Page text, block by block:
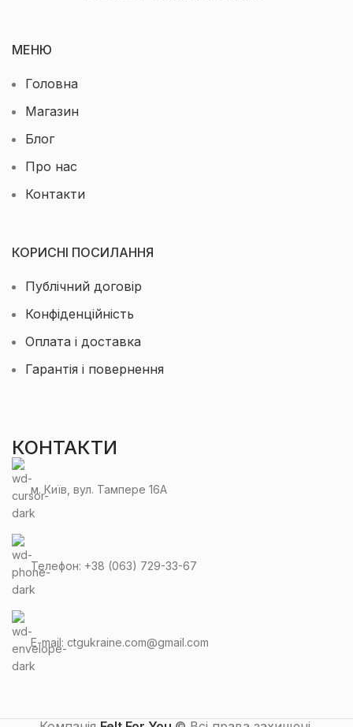
МЕНЮ
Головна
Магазин
Блог
Про нас
Контакти
КОРИСНІ ПОСИЛАННЯ
Публічний договір
Конфіденційність
Оплата і доставка
Гарантія і повернення
КОНТАКТИ
м. Київ, вул. Тампере 16А
Телефон: +38 (063) 729-33-67
E-mail: ctgukraine.com@gmail.com